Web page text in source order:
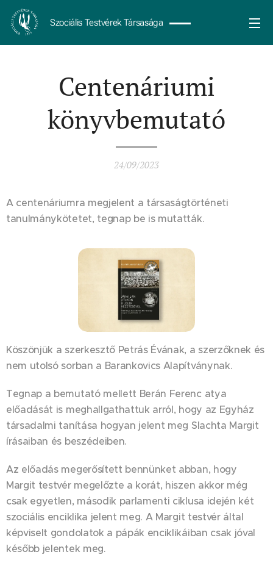
Szociális Testvérek Társasága
Centenáriumi
könyvbemutató
24/09/2023
A centenáriumra megjelent a társaságtörténeti
tanulmánykötetet, tegnap be is mutatták.
Köszönjük a szerkesztő Petrás Évának, a szerzőknek és
nem utolsó sorban a Barankovics Alapítványnak.
Tegnap a bemutató mellett Berán Ferenc atya
előadását is meghallgathattuk arról, hogy az Egyház
társadalmi tanítása hogyan jelent meg Slachta Margit
írásaiban és beszédeiben.
Az előadás megerősített bennünket abban, hogy
Margit testvér megelőzte a korát, hiszen akkor még
csak egyetlen, második parlamenti ciklusa idején két
szociális enciklika jelent meg. A Margit testvér által
képviselt gondolatok a pápák enciklikáiban csak jóval
később jelentek meg.